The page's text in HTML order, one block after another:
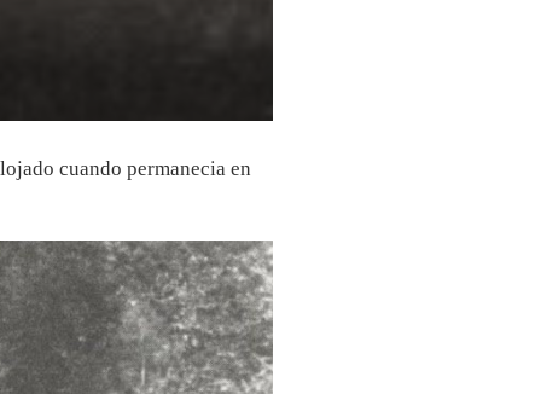
cuando permanecia en